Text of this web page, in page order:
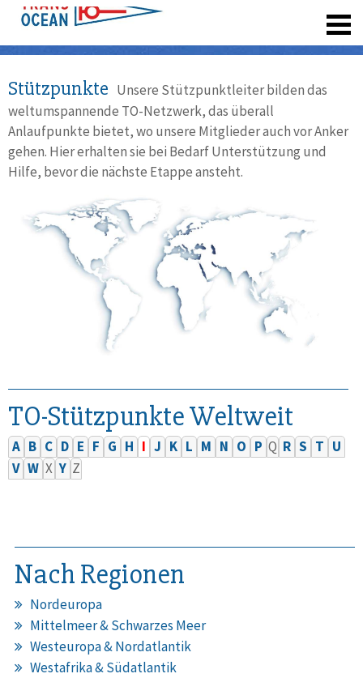
Stützpunkte Unsere Stützpunktleiter bilden das
weltumspannende TO-Netzwerk, das überall
Anlaufpunkte bietet, wo unsere Mitglieder auch vor Anker
gehen. Hier erhalten sie bei Bedarf Unterstützung und
Hilfe, bevor die nächste Etappe ansteht.
TO-Stützpunkte Weltweit
A B C D E F G H I J K L M N O P Q R S T U
V W X Y Z
Nach Regionen
Nordeuropa
Mittelmeer & Schwarzes Meer
Westeuropa & Nordatlantik
Westafrika & Südatlantik